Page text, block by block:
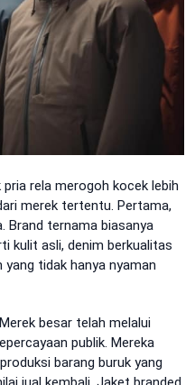
rela merogoh kocek lebih
merek tertentu. Pertama,
Brand ternama biasanya
kulit asli, denim berkualitas
tidak hanya nyaman
besar telah melalui
publik. Mereka
barang buruk yang